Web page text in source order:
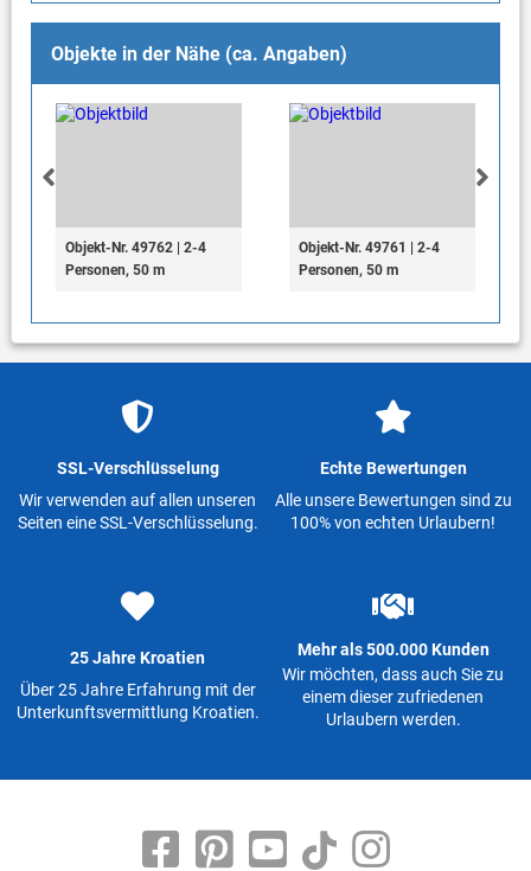
Objekte in der Nähe (ca. Angaben)
Objekt-Nr. 49762 | 2-4
Personen, 50 m
Objekt-Nr. 49761 | 2-4
Personen, 50 m
SSL-Verschlüsselung
Wir verwenden auf allen unseren
Seiten eine SSL-Verschlüsselung.
Echte Bewertungen
Alle unsere Bewertungen sind zu
100% von echten Urlaubern!
25 Jahre Kroatien
Über 25 Jahre Erfahrung mit der
Unterkunftsvermittlung Kroatien.
Mehr als 500.000 Kunden
Wir möchten, dass auch Sie zu
einem dieser zufriedenen
Urlaubern werden.